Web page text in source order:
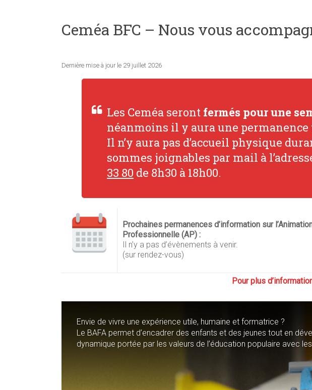
Ceméa BFC – Nous vous
Dernière mise à jour le 29 juillet 2026
Les Ceméa seront fermés pour une
néanmoins il y aura une permanence
Il n’y aura pas d’accueil physique
sommes joignables par mail à
33 80 de 8h30 à 18h00.
Prochaines permanences d’information sur
Professionnelle (AP) :
Il n’y a pas d’évènements à venir.
(sur rendez-vous)
Pour plus
Envie de vivre une expérience utile, humaine et formatrice ?
Le BAFA permet d’encadrer des enfants et des jeunes tout en
dynamique portée par les valeurs de l’éducation populaire avec les